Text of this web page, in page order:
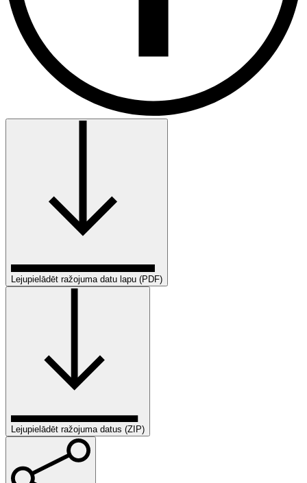
Lejupielādēt ražojuma datu lapu (PDF)
Lejupielādēt ražojuma datus (ZIP)